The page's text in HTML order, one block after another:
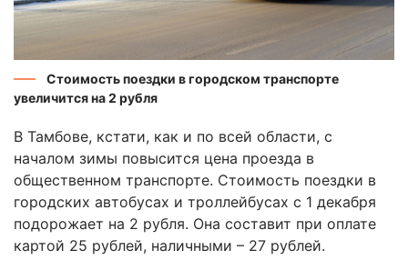
Стоимость поездки в городском транспорте
увеличится на 2 рубля
В Тамбове, кстати, как и по всей области, с
началом зимы повысится цена проезда в
общественном транспорте. Стоимость поездки в
городских автобусах и троллейбусах с 1 декабря
подорожает на 2 рубля. Она составит при оплате
картой 25 рублей, наличными – 27 рублей.